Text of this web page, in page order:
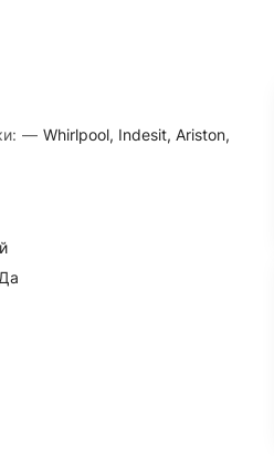
— Whirlpool, Indesit, Ariston,
Да